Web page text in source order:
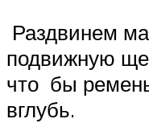
Раздвинем
подвижную
что бы
вглубь.